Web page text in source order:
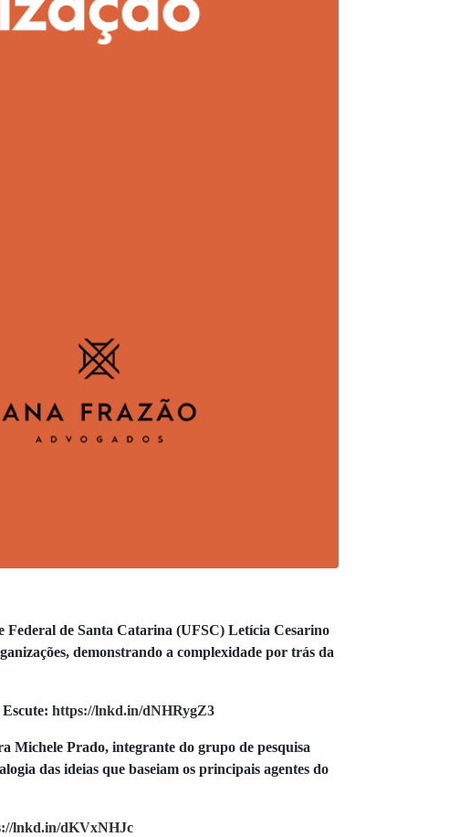
Federal de Santa Catarina (UFSC) Letícia Cesarino
demonstrando a complexidade por trás da
https://lnkd.in/dNHRygZ3
Michele Prado, integrante do grupo de pesquisa
das ideias que baseiam os principais agentes do
lnkd.in/dKVxNHJc